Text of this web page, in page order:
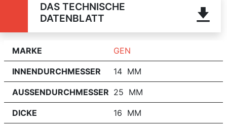
DAS TECHNISCHE
DATENBLATT
MARKE GEN
INNENDURCHMESSER 14 MM
AUSSENDURCHMESSER 25 MM
DICKE 16 MM